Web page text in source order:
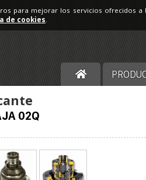
02Q
para mejorar los servicios ofrecidos
de cookies.